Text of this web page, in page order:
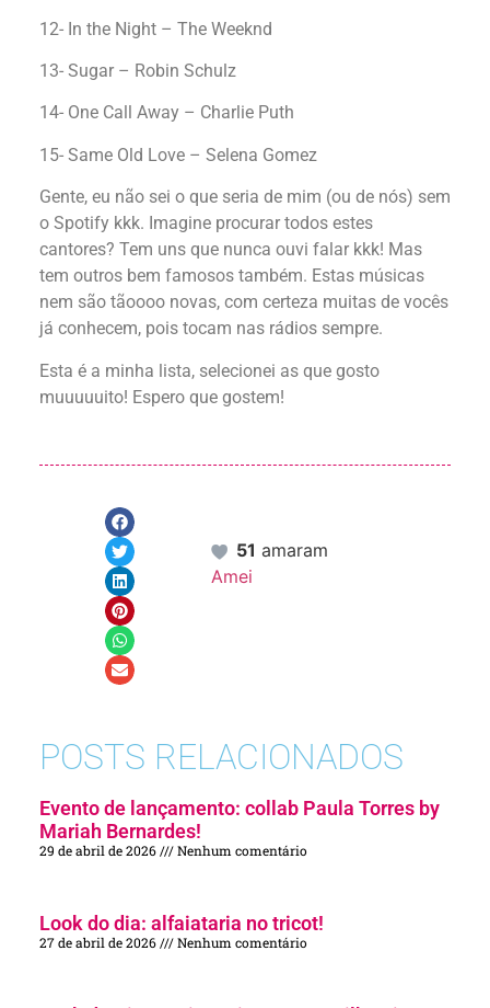
12- In the Night – The Weeknd
13- Sugar – Robin Schulz
14- One Call Away – Charlie Puth
15- Same Old Love – Selena Gomez
Gente, eu não sei o que seria de mim (ou de nós) sem
o Spotify kkk. Imagine procurar todos estes
cantores? Tem uns que nunca ouvi falar kkk! Mas
tem outros bem famosos também. Estas músicas
nem são tãoooo novas, com certeza muitas de vocês
já conhecem, pois tocam nas rádios sempre.
Esta é a minha lista, selecionei as que gosto
muuuuuito! Espero que gostem!
51 amaram
Amei
POSTS RELACIONADOS
Evento de lançamento: collab Paula Torres by
Mariah Bernardes!
29 de abril de 2026 Nenhum comentário
Look do dia: alfaiataria no tricot!
27 de abril de 2026 Nenhum comentário